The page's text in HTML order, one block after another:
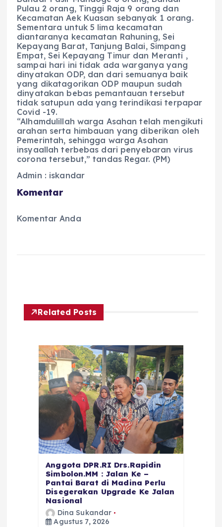
Pulau 2 orang, Tinggi Raja 9 orang dan
Kecamatan Aek Kuasan sebanyak 1 orang.
Sementara untuk 5 lima kecamatan
diantaranya kecamatan Rahuning, Sei
Kepayang Barat, Tanjung Balai, Simpang
Empat, Sei Kepayang Timur dan Meranti ,
sampai hari ini tidak ada warganya yang
dinyatakan ODP, dan dari semuanya baik
yang dikatagorikan ODP maupun sudah
dinyatakan bebas pemantauan tersebut
tidak satupun ada yang terindikasi terpapar
Covid -19.
“Alhamdulillah warga Asahan telah mengikuti
arahan serta himbauan yang diberikan oleh
Pemerintah, sehingga warga Asahan
insyaallah terbebas dari penyebaran virus
corona tersebut,” tandas Regar. (PM)
Admin : iskandar
Komentar
Komentar Anda
Related Posts
Anggota DPR.RI Drs.Rapidin
Simbolon.MM : Jalan Ke –
Pantai Barat di Madina Perlu
Disegerakan Upgrade Ke Jalan
Nasional
Dina Sukandar
Agustus 7, 2026